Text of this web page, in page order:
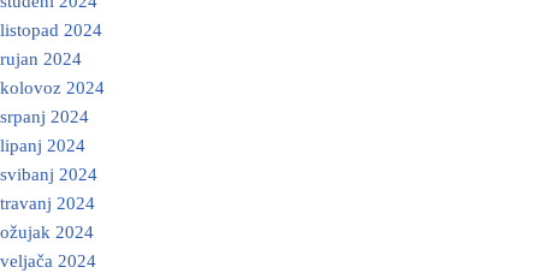
listopad 2024
rujan 2024
kolovoz 2024
srpanj 2024
lipanj 2024
svibanj 2024
travanj 2024
ožujak 2024
veljača 2024